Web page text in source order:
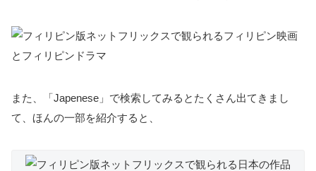
また、「Japenese」で検索してみるとたくさん出てきまし
て、ほんの一部を紹介すると、